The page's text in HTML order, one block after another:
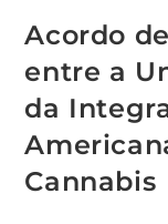
Acordo
entre a
da
Cannabis